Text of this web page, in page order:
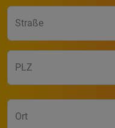
Straße
PLZ
Ort